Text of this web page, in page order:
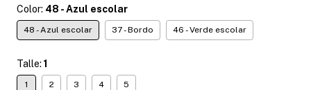
Color: 48 - Azul escolar
48 - Azul escolar 37 - Bordo 46 - Verde escolar
Talle: 1
1 2 3 4 5